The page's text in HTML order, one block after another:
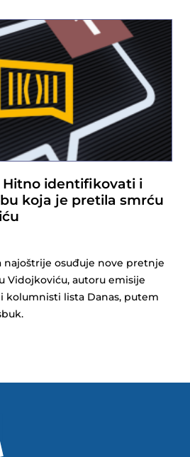
Hitno identifikovati i
koja je pretila smrću
najoštrije osuđuje nove pretnje
Vidojkoviću, autoru emisije
i kolumnisti lista Danas, putem